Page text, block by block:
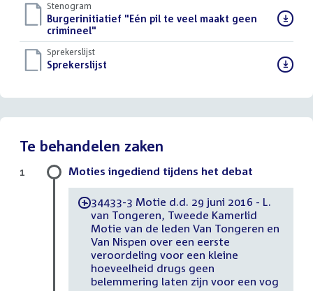
Stenogram
Download
bestand:
Burgerinitiatief "Eén pil te veel maakt geen
crimineel"
Sprekerslijst
Download
Sprekerslijst
Te behandelen zaken
Moties ingediend tijdens het debat
-34433-3 Motie d.d. 29 juni 2016 - L.
van Tongeren, Tweede Kamerlid
Motie van de leden Van Tongeren en
Van Nispen over een eerste
veroordeling voor een kleine
hoeveelheid drugs geen
belemmering laten zijn voor een vog
1